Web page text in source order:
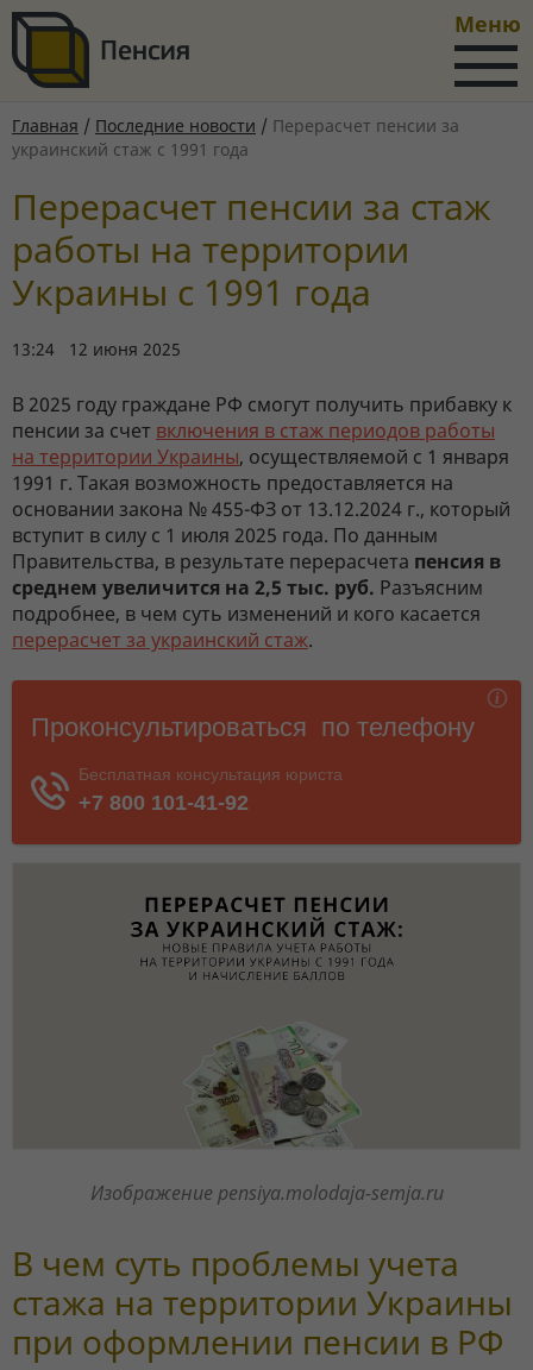
Меню
Главная / Последние новости / Перерасчет пенсии за
украинский стаж с 1991 года
Перерасчет пенсии за стаж
работы на территории
Украины с 1991 года
13:24 12 июня 2025
В 2025 году граждане РФ смогут получить прибавку к
пенсии за счет включения в стаж периодов работы
на территории Украины, осуществляемой с 1 января
1991 г. Такая возможность предоставляется на
основании закона № 455-ФЗ от 13.12.2024 г., который
вступит в силу с 1 июля 2025 года. По данным
Правительства, в результате перерасчета пенсия в
среднем увеличится на 2,5 тыс. руб. Разъясним
подробнее, в чем суть изменений и кого касается
перерасчет за украинский стаж.
Изображение pensiya.molodaja-semja.ru
В чем суть проблемы учета
стажа на территории Украины
при оформлении пенсии в РФ